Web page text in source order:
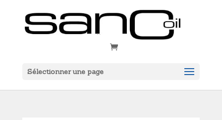
Sélectionner une page